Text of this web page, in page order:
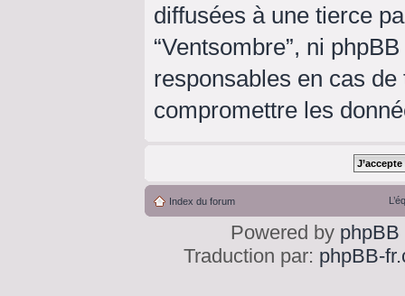
diffusées à une tierce
“Ventsombre”, ni
responsables en cas
compromettre les
Index du forum
Powered by phpBB
Traduction par: phpBB-